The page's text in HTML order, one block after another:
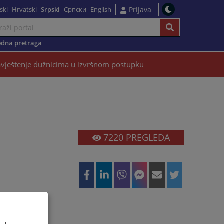
Hrvatski Srpski Српски English Prijava
pretraga
dužnicima u izvršnom postupku
7220PREGLEDA